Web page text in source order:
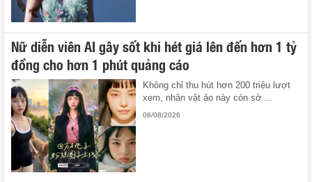
Nữ diễn viên AI gây sốt khi hét giá lên đến hơn 1 tỷ
đồng cho hơn 1 phút quảng cáo
Không chỉ thu hút hơn 200 triệu lượt
xem, nhân vật ảo này còn sở ...
06/08/2026